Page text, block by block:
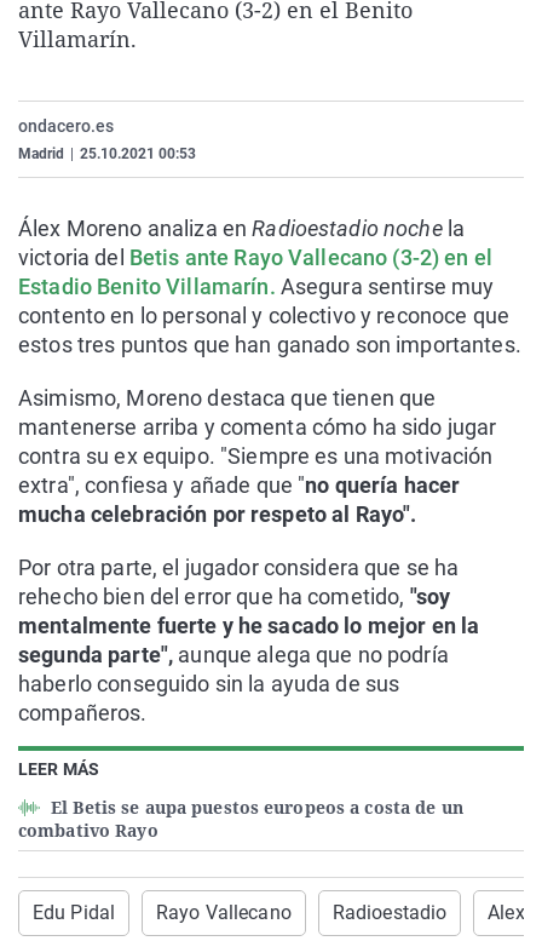
La rosa de los vientos
Como el perro y el
Caso
Equipo de
Extremadura
La Rioja
Virales
Elecciones
ante Rayo Vallecano (3-2) en el Benito
Villamarín.
ondacero.es
Madrid 25.10.2021 00:53
LEER MÁS
El Betis se aupa puestos europeos a costa de un
combativo Rayo
Álex Moreno analiza enRadioestadio nochela
victoria del Betis ante Rayo Vallecano (3-2) en el
Estadio Benito Villamarín. Asegura sentirse muy
contento en lo personal y colectivo y reconoce que
estos tres puntos que han ganado son importantes.
Asimismo, Moreno destaca que tienen que
mantenerse arriba y comenta cómo ha sido jugar
contra su ex equipo. "Siempre es una motivación
extra", confiesa y añade que "no quería hacer
mucha celebración por respeto al Rayo".
Por otra parte, el jugador considera que se ha
rehecho bien del error que ha cometido, "soy
mentalmente fuerte y he sacado lo mejor en la
segunda parte", aunque alega que no podría
haberlo conseguido sin la ayuda de sus
compañeros.
Edu Pidal Rayo Vallecano Radioestadio Alex